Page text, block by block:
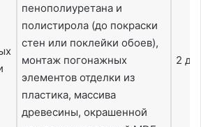
пенополиуретана и
полистирола (до покраски
стен или поклейки обоев),
монтаж погонажных
элементов отделки из
пластика, массива
древесины, окрашенной
2